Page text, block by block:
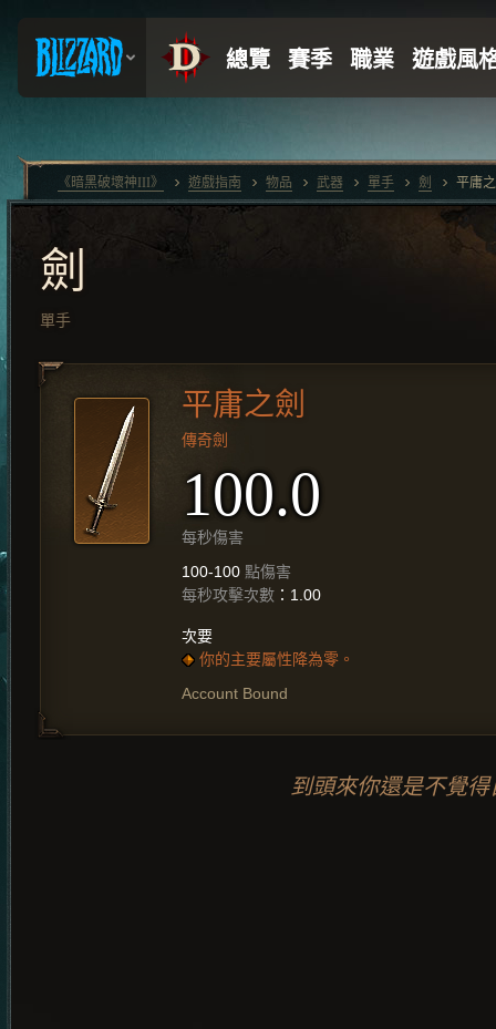
劍
單手
平庸之劍
傳奇劍
100.0
每秒傷害
100-100 點傷害
每秒攻擊次數 ：1.00
次要
你的主要屬性降為零。
Account Bound
到頭來你還是不覺
《暗黑破壞神III》 遊戲指南 物品 武器 單手 劍 平庸